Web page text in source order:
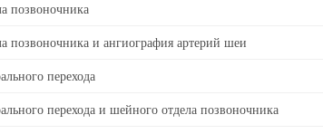
позвоночника
позвоночника и ангиография артерий шеи
перехода
перехода и шейного отдела позвоночника